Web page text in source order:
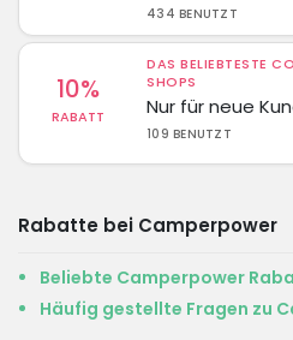
434 BENUTZT
10%
RABATT
DAS BELIEBTESTE
SHOPS
Nur für neue
109 BENUTZT
Rabatte bei Camperpower
Beliebte Camperpower
Häufig gestellte Fragen zu